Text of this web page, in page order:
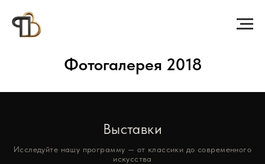
Фотогалерея 2018
Выставки
Исследуйте нашу программу — от классики до современного
искусства